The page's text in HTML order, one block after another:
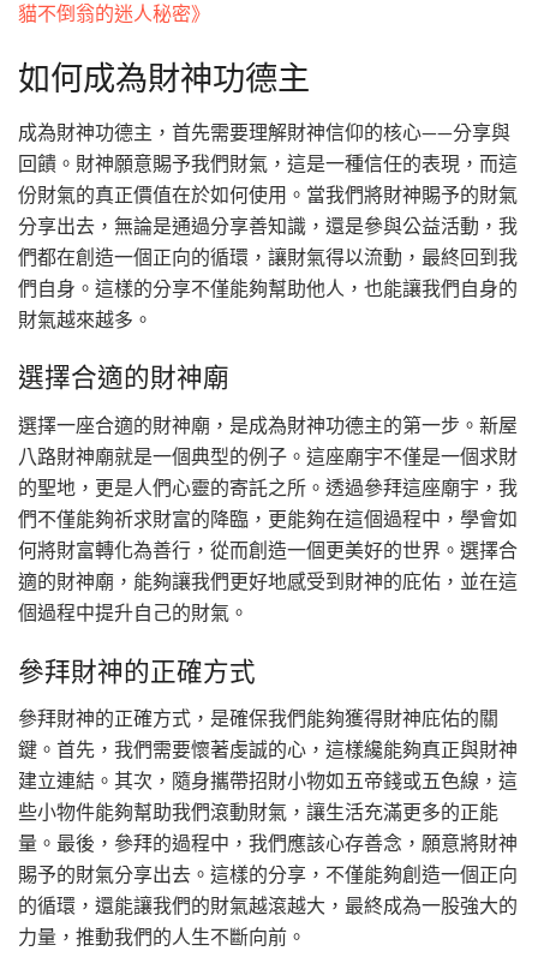
貓不倒翁的迷人秘密》
如何成為財神功德主
成為財神功德主，首先需要理解財神信仰的核心——分享與
回饋。財神願意賜予我們財氣，這是一種信任的表現，而這
份財氣的真正價值在於如何使用。當我們將財神賜予的財氣
分享出去，無論是通過分享善知識，還是參與公益活動，我
們都在創造一個正向的循環，讓財氣得以流動，最終回到我
們自身。這樣的分享不僅能夠幫助他人，也能讓我們自身的
財氣越來越多。
選擇合適的財神廟
選擇一座合適的財神廟，是成為財神功德主的第一步。新屋
八路財神廟就是一個典型的例子。這座廟宇不僅是一個求財
的聖地，更是人們心靈的寄託之所。透過參拜這座廟宇，我
們不僅能夠祈求財富的降臨，更能夠在這個過程中，學會如
何將財富轉化為善行，從而創造一個更美好的世界。選擇合
適的財神廟，能夠讓我們更好地感受到財神的庇佑，並在這
個過程中提升自己的財氣。
參拜財神的正確方式
參拜財神的正確方式，是確保我們能夠獲得財神庇佑的關
鍵。首先，我們需要懷著虔誠的心，這樣纔能夠真正與財神
建立連結。其次，隨身攜帶招財小物如五帝錢或五色線，這
些小物件能夠幫助我們滾動財氣，讓生活充滿更多的正能
量。最後，參拜的過程中，我們應該心存善念，願意將財神
賜予的財氣分享出去。這樣的分享，不僅能夠創造一個正向
的循環，還能讓我們的財氣越滾越大，最終成為一股強大的
力量，推動我們的人生不斷向前。